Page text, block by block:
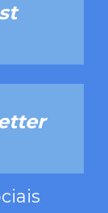
podcast
newsletter